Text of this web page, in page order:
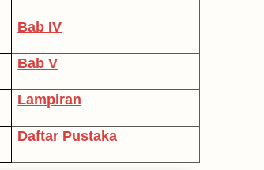
Bab IV
Bab V
Lampiran
Daftar Pustaka